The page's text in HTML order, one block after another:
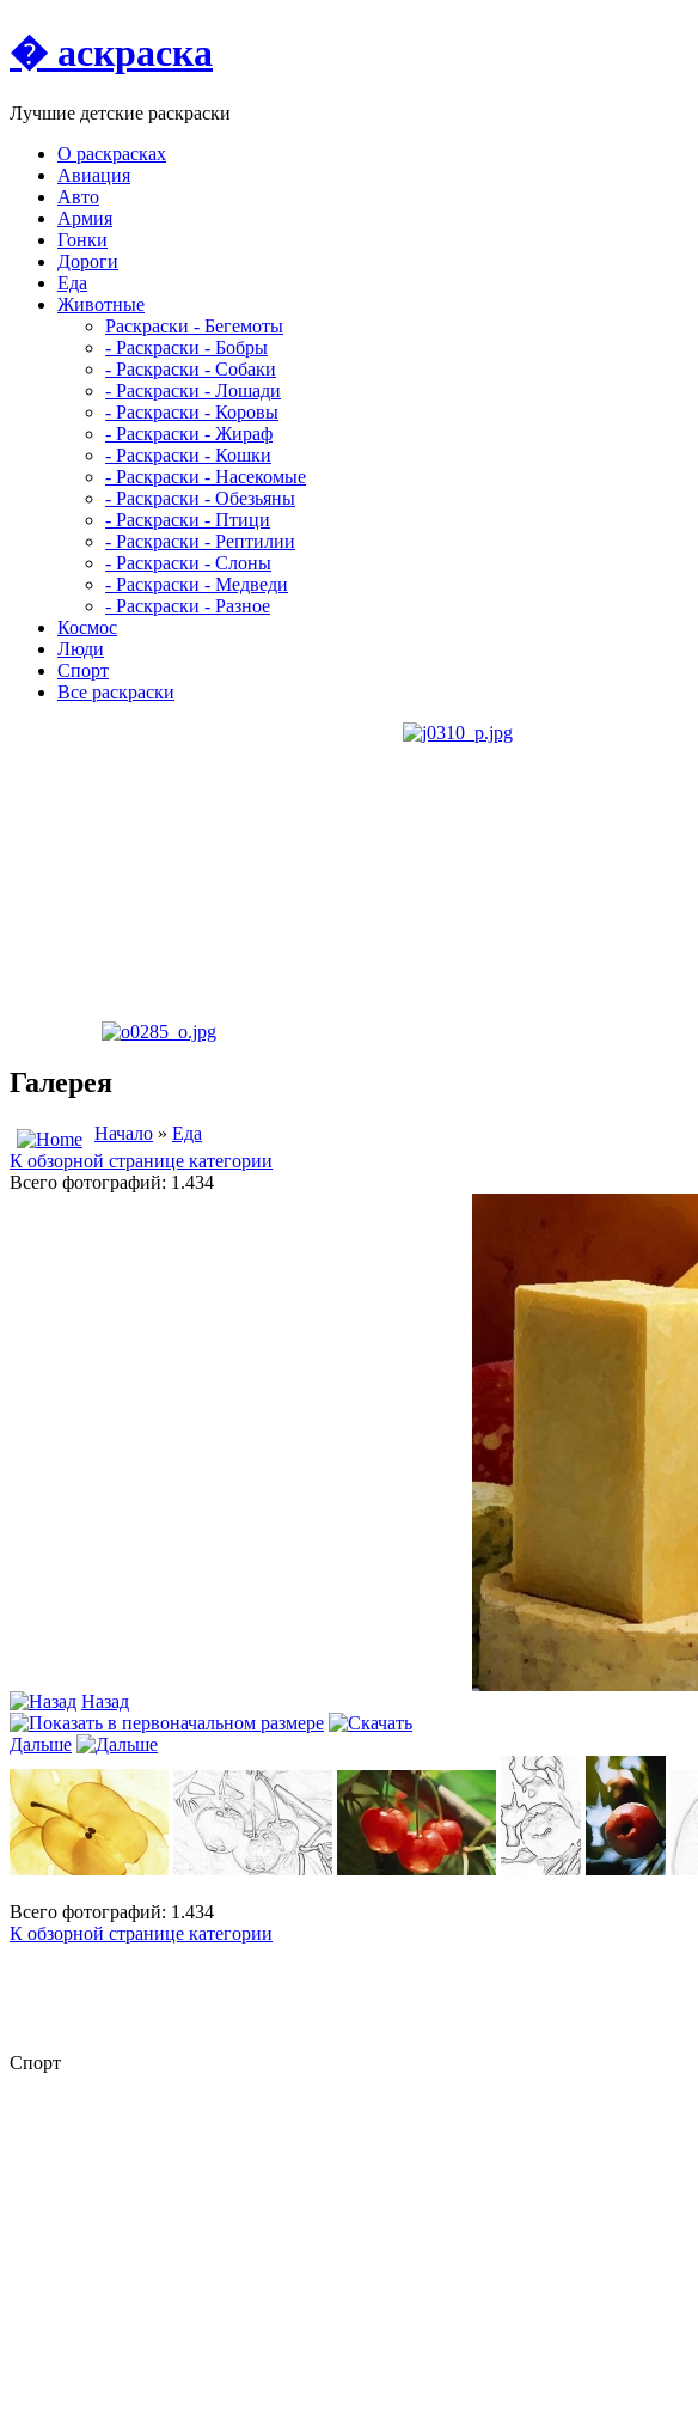
� аскраска
Лучшие детские раскраски
О раскрасках
Авиация
Авто
Армия
Гонки
Дороги
Еда
Животныe
Раскраски - Бегемоты
- Раскраски - Бобры
- Раскраски - Собаки
- Раскраски - Лошади
- Раскраски - Коровы
- Раскраски - Жираф
- Раскраски - Кошки
- Раскраски - Насекомые
- Раскраски - Обезьяны
- Раскраски - Птици
- Раскраски - Рептилии
- Раскраски - Слоны
- Раскраски - Медведи
- Раскраски - Разное
Космос
Люди
Спорт
Все раскраски
Галерея
Начало » Еда
К обзорной странице категории
Всего фотографий: 1.434
Назад
Дальше
Всего фотографий: 1.434
К обзорной странице категории
Спорт